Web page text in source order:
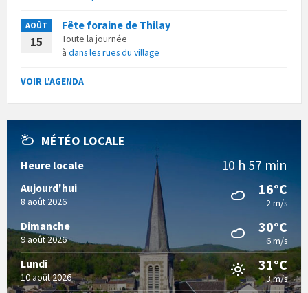
AOÛT
15
Fête foraine de Thilay
Toute la journée
à dans les rues du village
VOIR L'AGENDA
MÉTÉO LOCALE
Heure locale 10 h 57 min
Aujourd'hui
8 août 2026
16°C
2 m/s
Dimanche
9 août 2026
30°C
6 m/s
Lundi
10 août 2026
31°C
3 m/s